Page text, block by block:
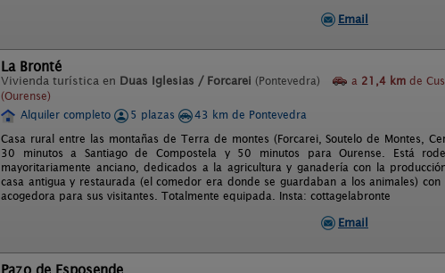
Email
La Bronté
Vivienda turística en Duas Iglesias / Forcarei (Pontevedra) a 21,4 km de
(Ourense)
Alquiler completo 5 plazas
43 km de Pontevedra
Casa rural entre las montañas de Terra de montes (Forcarei, Soutelo de Montes,
30 minutos a Santiago de Compostela y 50 minutos para Ourense. Está
mayoritariamente anciano, dedicados a la agricultura y ganadería con la
casa antigua y restaurada (el comedor era donde se guardaban a los animales)
acogedora para sus visitantes. Totalmente equipada. Insta: cottagelabronte
Email
Pazo de Esposende